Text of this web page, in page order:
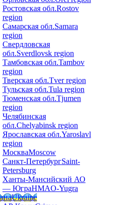
Ростовская обл.Rostov
region
Самарская обл.Samara
region
Свердловская
обл.Sverdlovsk region
Тамбовская обл.Tambov
region
Тверская обл.Tver region
Тульская обл.Tula region
Тюменская обл.Tjumen
region
Челябинская
обл.Chelyabinsk region
Ярославская обл.Yaroslavl
region
МоскваMoscow
Санкт-ПетербургSaint-
Petersburg
Ханты-Мансийский АО
— ЮграHMAO-Yugra
Ukraine